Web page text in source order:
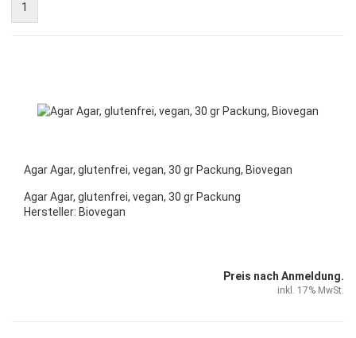
1
Agar Agar, glutenfrei, vegan, 30 gr Packung, Biovegan
Agar Agar, glutenfrei, vegan, 30 gr Packung
Hersteller: Biovegan
Preis nach Anmeldung.
inkl. 17% MwSt.